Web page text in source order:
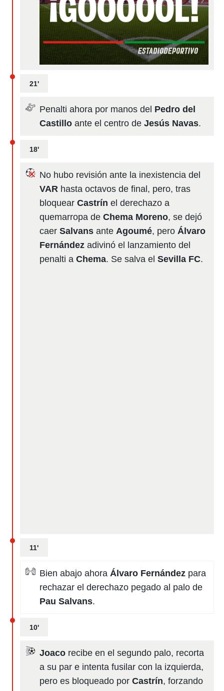
21'
Penalti ahora por manos del Pedro del
Castillo ante el centro de Jesús Navas.
18'
No hubo revisión ante la inexistencia del
VAR hasta octavos de final, pero, tras
bloquear Castrín el derechazo a
quemarropa de Chema Moreno, se dejó
caer Salvans ante Agoumé, pero Álvaro
Fernández adivinó el lanzamiento del
penalti a Chema. Se salva el Sevilla FC.
11'
Bien abajo ahora Álvaro Fernández para
rechazar el derechazo pegado al palo de
Pau Salvans.
10'
Joaco recibe en el segundo palo, recorta
a su par e intenta fusilar con la izquierda,
pero es bloqueado por Castrín, forzando